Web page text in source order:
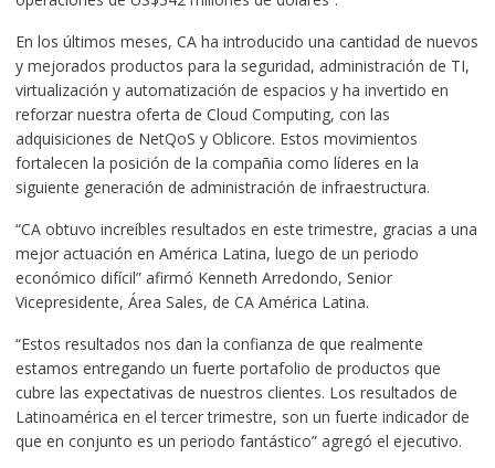
En los últimos meses, CA ha introducido una cantidad de nuevos
y mejorados productos para la seguridad, administración de TI,
virtualización y automatización de espacios y ha invertido en
reforzar nuestra oferta de Cloud Computing, con las
adquisiciones de NetQoS y Oblicore. Estos movimientos
fortalecen la posición de la compañia como líderes en la
siguiente generación de administración de infraestructura.
“CA obtuvo increíbles resultados en este trimestre, gracias a una
mejor actuación en América Latina, luego de un periodo
económico difícil” afirmó Kenneth Arredondo, Senior
Vicepresidente, Área Sales, de CA América Latina.
“Estos resultados nos dan la confianza de que realmente
estamos entregando un fuerte portafolio de productos que
cubre las expectativas de nuestros clientes. Los resultados de
Latinoamérica en el tercer trimestre, son un fuerte indicador de
que en conjunto es un periodo fantástico” agregó el ejecutivo.